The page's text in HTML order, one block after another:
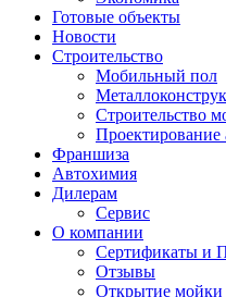
Готовые объекты
Новости
Строительство
Мобильный пол
Строительство
Проектирование
Франшиза
Автохимия
Дилерам
Сервис
О компании
Сертификаты и
Отзывы
Открытие мойки